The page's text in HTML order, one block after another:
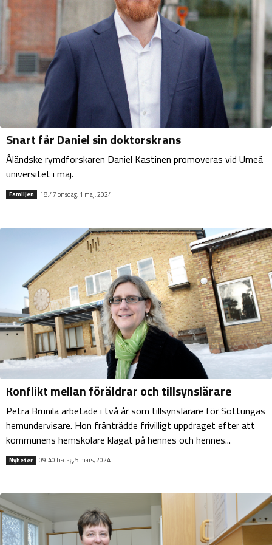
Snart får Daniel sin doktorskrans
Åländske rymdforskaren Daniel Kastinen promoveras vid Umeå
universitet i maj.
Familjen 18:47 onsdag, 1 maj, 2024
Konflikt mellan föräldrar och tillsynslärare
Petra Brunila arbetade i två år som tillsynslärare för Sottungas
hemundervisare. Hon frånträdde frivilligt uppdraget efter att
kommunens hemskolare klagat på hennes och hennes...
Nyheter 09:40 tisdag, 5 mars, 2024